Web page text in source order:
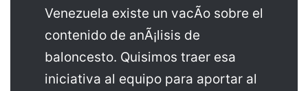
Venezuela existe un vacÃ­o sobre el
contenido de anÃ¡lisis de
baloncesto. Quisimos traer esa
iniciativa al equipo para aportar al